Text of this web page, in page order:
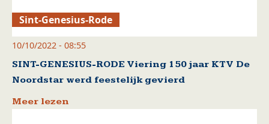
Sint-Genesius-Rode
10/10/2022 - 08:55
SINT-GENESIUS-RODE Viering 150 jaar KTV De
Noordstar werd feestelijk gevierd
Meer lezen